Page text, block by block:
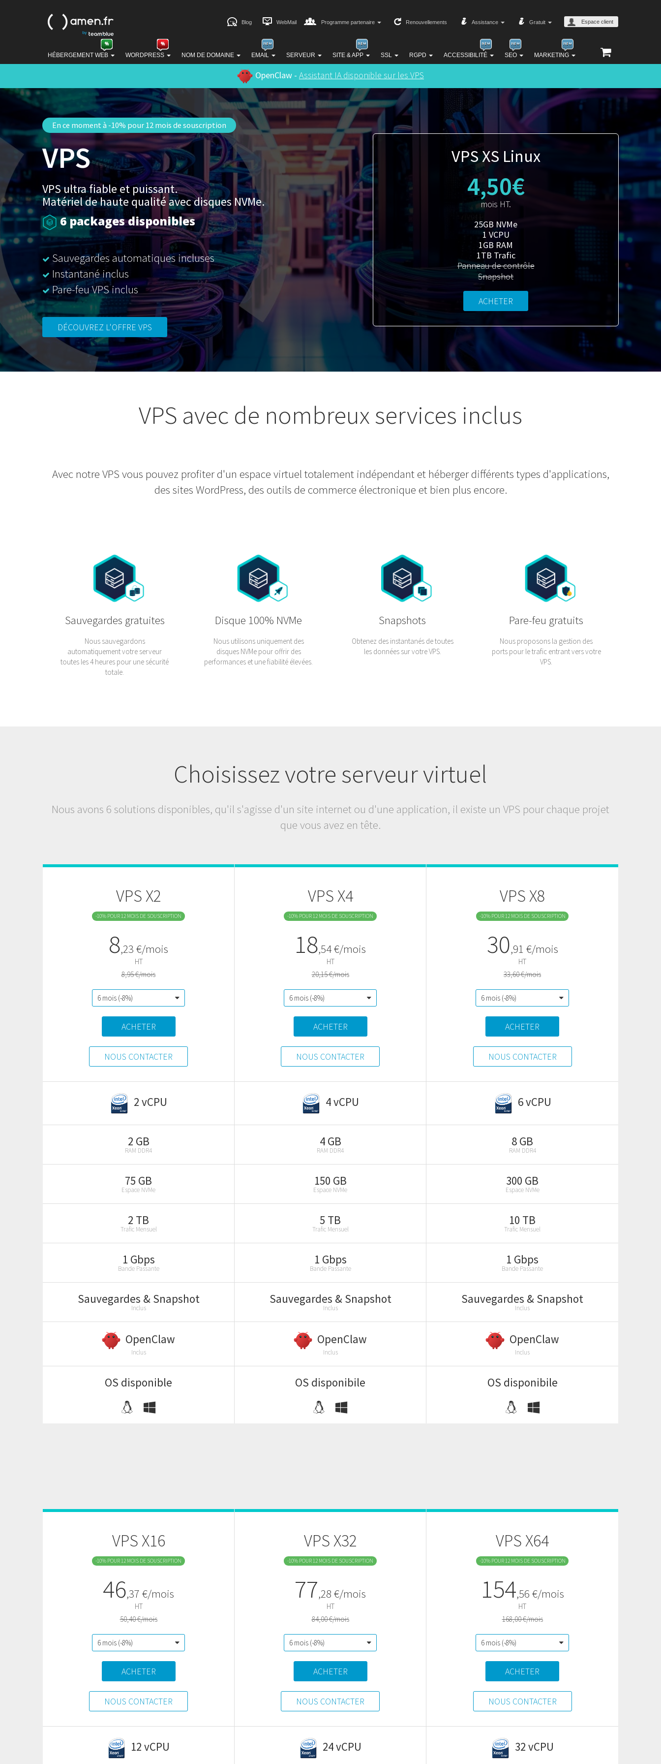
HÉBERGEMENT WEB WORDPRESS NOM DE DOMAINE EMAIL SERVEUR SITE & APP SSL RGPD ACCESSIBILITÉ SEO MARKETING
Blog WebMail Programme partenaire Renouvellements Assistance Gratuit Espace client
OpenClaw - Assistant IA disponible sur les VPS
En ce moment à -10% pour 12 mois de souscription
VPS
VPS ultra fiable et puissant.
Matériel de haute qualité avec disques NVMe.
6 packages disponibles
Sauvegardes automatiques incluses
Instantané inclus
Pare-feu VPS inclus
DÉCOUVREZ L'OFFRE VPS
VPS XS Linux
4,50€
mois HT.
25GB NVMe
1 VCPU
1GB RAM
1TB Trafic
Panneau de contrôle
Snapshot
ACHETER
VPS avec de nombreux services inclus
Avec notre VPS vous pouvez profiter d'un espace virtuel totalement indépendant et héberger différents types d'applications,
des sites WordPress, des outils de commerce électronique et bien plus encore.
Sauvegardes gratuites
Nous sauvegardons
automatiquement votre serveur
toutes les 4 heures pour une sécurité
totale.
Disque 100% NVMe
Nous utilisons uniquement des
disques NVMe pour offrir des
performances et une fiabilité élevées.
Snapshots
Obtenez des instantanés de toutes
les données sur votre VPS.
Pare-feu gratuits
Nous proposons la gestion des
ports pour le trafic entrant vers votre
VPS.
Choisissez votre serveur virtuel
Nous avons 6 solutions disponibles, qu'il s'agisse d'un site internet ou d'une application, il existe un VPS pour chaque projet
que vous avez en tête.
VPS X2
-10% POUR 12 MOIS DE SOUSCRIPTION
8,23 €/mois
HT
8,95 €/mois
ACHETER
NOUS CONTACTER
2 vCPU
2 GB
RAM DDR4
75 GB
Espace NVMe
2 TB
Trafic Mensuel
1 Gbps
Bande Passante
Sauvegardes & Snapshot
Inclus
OpenClaw
Inclus
OS disponible
VPS X4
-10% POUR 12 MOIS DE SOUSCRIPTION
18,54€/mois
HT
20,15 €/mois
ACHETER
NOUS CONTACTER
4 vCPU
4 GB
RAM DDR4
150 GB
Espace NVMe
5 TB
Trafic Mensuel
1 Gbps
Bande Passante
Sauvegardes & Snapshot
Inclus
OpenClaw
Inclus
OS disponibile
VPS X8
-10% POUR 12 MOIS DE SOUSCRIPTION
30,91 €/mois
HT
33,60 €/mois
ACHETER
NOUS CONTACTER
6 vCPU
8 GB
RAM DDR4
300 GB
Espace NVMe
10 TB
Trafic Mensuel
1 Gbps
Bande Passante
Sauvegardes & Snapshot
Inclus
OpenClaw
Inclus
OS disponibile
VPS X16
-10% POUR 12 MOIS DE SOUSCRIPTION
46,37 €/mois
HT
50,40 €/mois
ACHETER
NOUS CONTACTER
12 vCPU
VPS X32
-10% POUR 12 MOIS DE SOUSCRIPTION
77,28 €/mois
HT
84,00 €/mois
ACHETER
NOUS CONTACTER
24 vCPU
VPS X64
-10% POUR 12 MOIS DE SOUSCRIPTION
154,56 €/mois
HT
168,00 €/mois
ACHETER
NOUS CONTACTER
32 vCPU